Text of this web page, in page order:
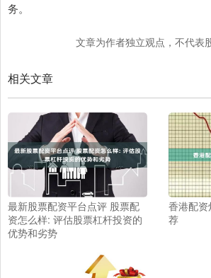
务。
文章为作者独立观点，不代表
相关文章
最新股票配资平台点评 股票配
资怎么样: 评估股票杠杆投资的
优势和劣势
香港配
荐